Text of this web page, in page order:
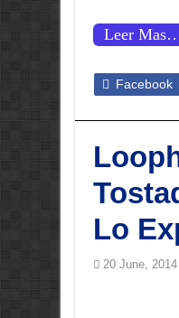
Leer
Facebook
Lo
20 June, 2014